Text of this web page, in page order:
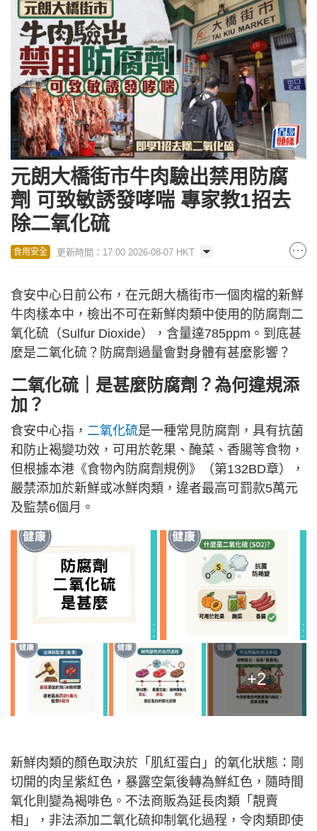
元朗大橋街市牛肉驗出禁用防腐
劑 可致敏誘發哮喘 專家教1招去
除二氧化硫
食用安全 更新時間：17:00 2026-08-07 HKT
食安中心日前公布，在元朗大橋街市一個肉檔的新鮮
牛肉樣本中，檢出不可在新鮮肉類中使用的防腐劑二
氧化硫（Sulfur Dioxide），含量達785ppm。到底甚
麼是二氧化硫？防腐劑過量會對身體有甚麼影響？
二氧化硫｜是甚麼防腐劑 ？為何違規添
加？
食安中心指， 二氧化硫是一種常見防腐劑，具有抗菌
和防止褐變功效，可用於乾果、醃菜、香腸等食物，
但根據本港《食物內防腐劑規例》（第132BD章），
嚴禁添加於新鮮或冰鮮肉類，違者最高可罰款5萬元
及監禁6個月。
+2
新鮮肉類的顏色取決於「肌紅蛋白」的氧化狀態：剛
切開的肉呈紫紅色，暴露空氣後轉為鮮紅色，隨時間
氧化則變為褐啡色。不法商販為延長肉類「靚賣
相」，非法添加二氧化硫抑制氧化過程，令肉類即使